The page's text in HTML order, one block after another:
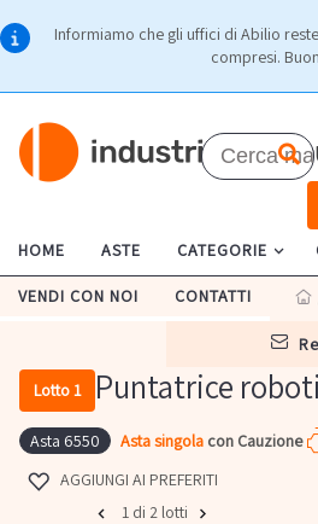
Informiamo che gli uffici di Abilio
compresi.
HOME ASTE CATEGORIE
VENDI CON NOI CONTATTI
Lotto 1 Puntatrice
Asta 6550 Asta singola con Cauzione
AGGIUNGI AI PREFERITI
1 di 2 lotti